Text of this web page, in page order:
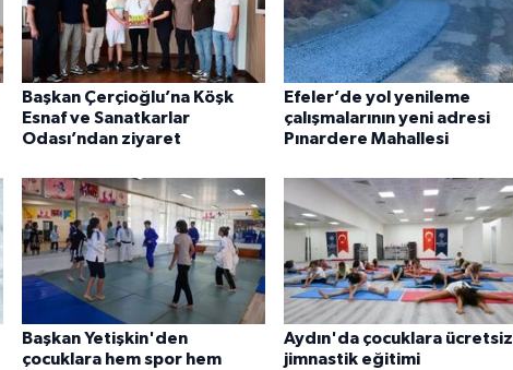
Başkan Çerçioğlu’na Köşk
Esnaf ve Sanatkarlar
Odası’ndan ziyaret
Efeler’de yol yenileme
çalışmalarının yeni adresi
Pınardere Mahallesi
Başkan Yetişkin'den
çocuklara hem spor hem
Aydın'da çocuklara ücretsiz
jimnastik eğitimi